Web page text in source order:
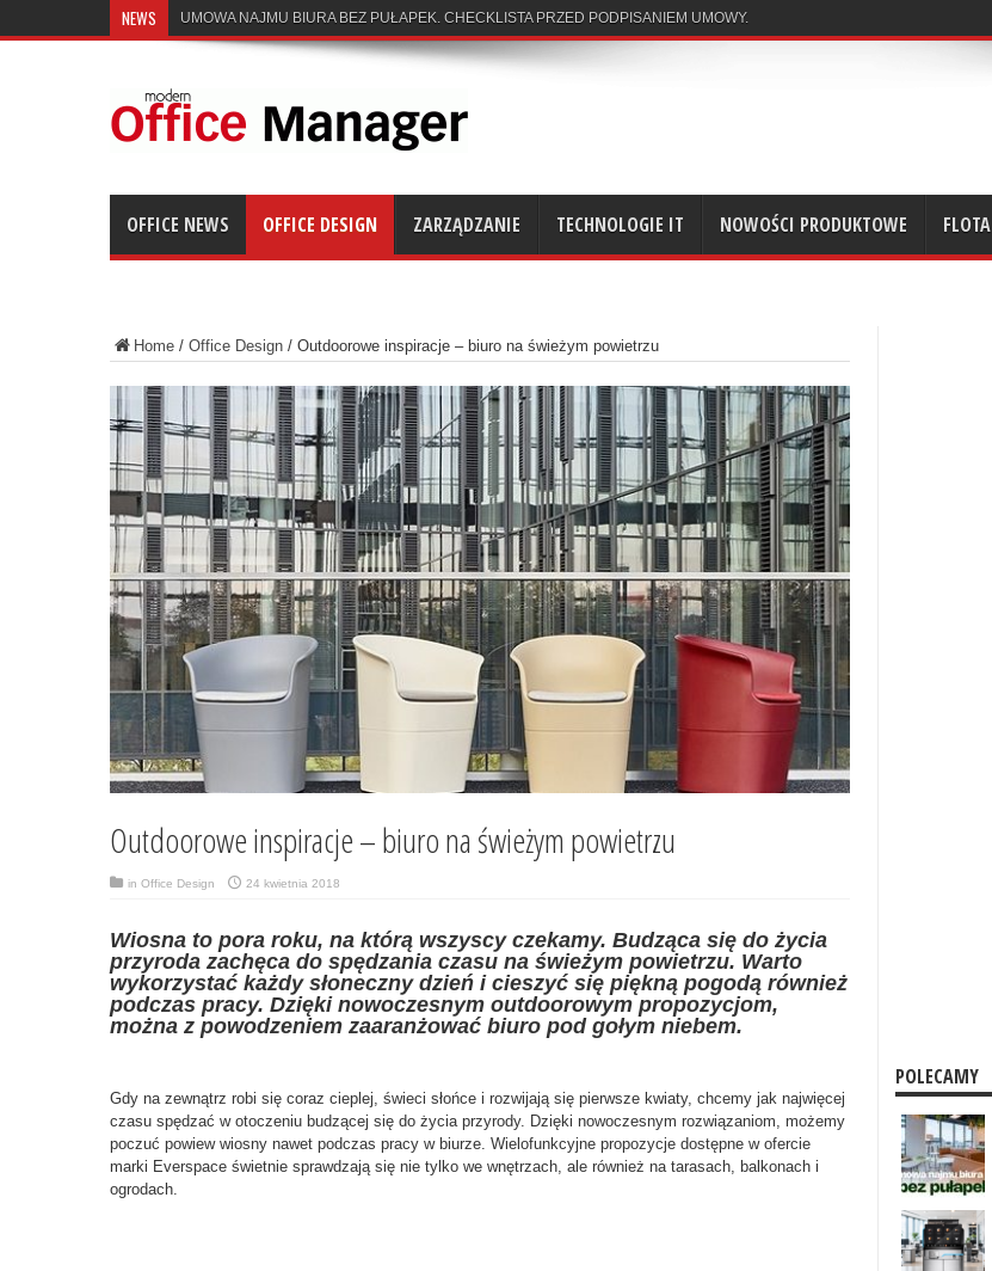
NEWS UMOWA NAJMU BIURA BEZ PUŁAPEK. CHECKLISTA PRZED PODPISANIEM UMOWY.
OFFICE NEWS OFFICE DESIGN ZARZĄDZANIE TECHNOLOGIE IT NOWOŚCI PRODUKTOWE FLOTA
Home / Office Design / Outdoorowe inspiracje – biuro na świeżym powietrzu
Outdoorowe inspiracje – biuro na świeżym powietrzu
in Office Design 24 kwietnia 2018
Wiosna to pora roku, na którą wszyscy czekamy. Budząca się do życia
przyroda zachęca do spędzania czasu na świeżym powietrzu. Warto
wykorzystać każdy słoneczny dzień i cieszyć się piękną pogodą również
podczas pracy. Dzięki nowoczesnym outdoorowym propozycjom,
można z powodzeniem zaaranżować biuro pod gołym niebem.
Gdy na zewnątrz robi się coraz cieplej, świeci słońce i rozwijają się pierwsze kwiaty, chcemy jak najwięcej
czasu spędzać w otoczeniu budzącej się do życia przyrody. Dzięki nowoczesnym rozwiązaniom, możemy
poczuć powiew wiosny nawet podczas pracy w biurze. Wielofunkcyjne propozycje dostępne w ofercie
marki Everspace świetnie sprawdzają się nie tylko we wnętrzach, ale również na tarasach, balkonach i
ogrodach.
POLECAMY